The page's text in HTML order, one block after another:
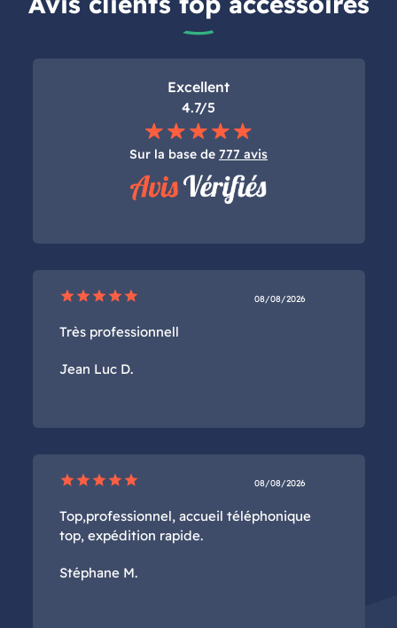
Excellent
4.7/5
Sur la base de 777 avis
star star star star star 08/08/2026
Très professionnell
Jean Luc D.
star star star star star 08/08/2026
Top,professionnel, accueil téléphonique
top, expédition rapide.
Stéphane M.